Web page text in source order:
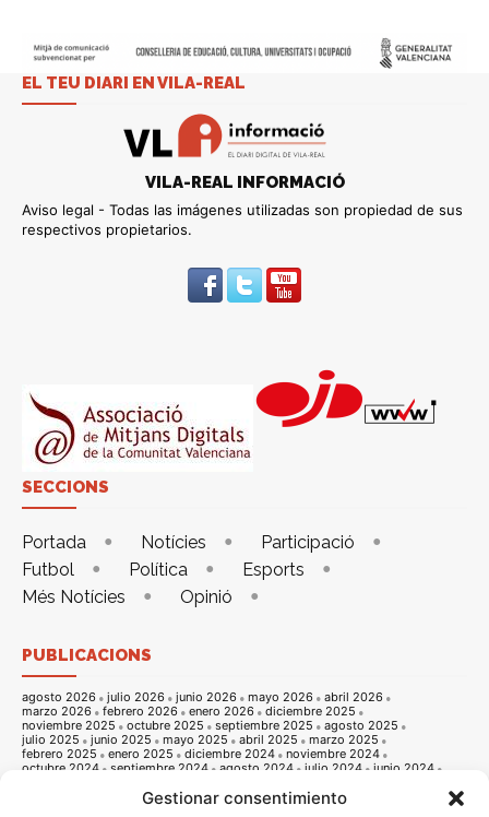
Gestionar consentimiento
EL TEU DIARI EN VILA-REAL
VILA-REAL INFORMACIÓ
Aviso legal - Todas las imágenes utilizadas son propiedad de sus
respectivos propietarios.
SECCIONS
Portada Notícies
Participació
Futbol
Política
Esports
Més Notícies
Opinió
PUBLICACIONS
agosto 2026 julio 2026 junio 2026 mayo 2026
abril 2026
marzo 2026
febrero 2026 enero 2026
diciembre 2025
noviembre 2025
octubre 2025 septiembre 2025
agosto 2025
julio 2025
junio 2025 mayo 2025 abril 2025
marzo 2025
febrero 2025
enero 2025 diciembre 2024
noviembre 2024
octubre 2024
septiembre 2024 agosto 2024 julio 2024
junio 2024
noviembre 2023 octubre 2023
septiembre 2023